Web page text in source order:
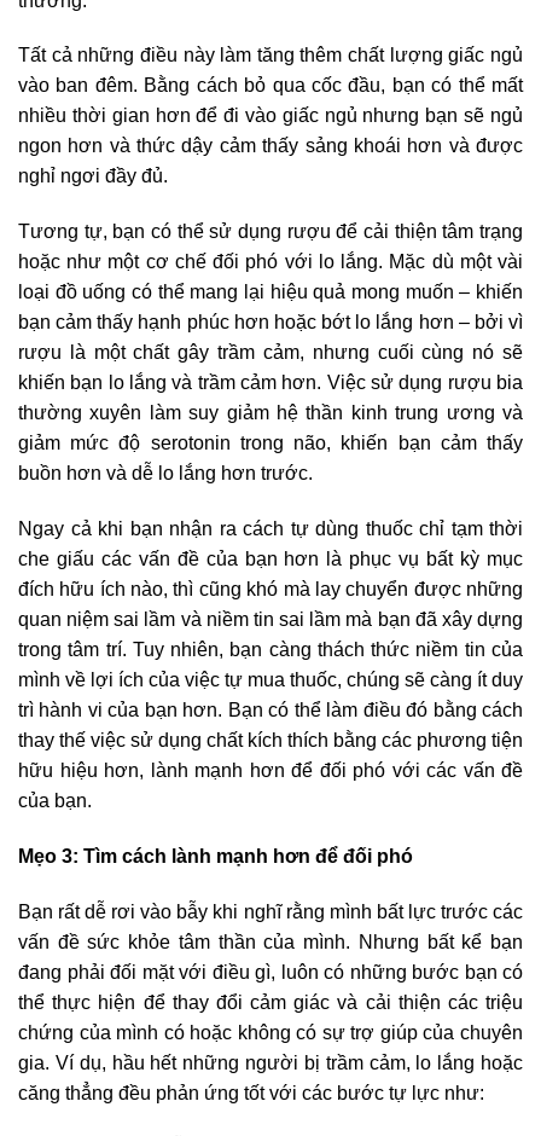
Tất cả những điều này làm tăng thêm chất lượng giấc ngủ
vào ban đêm. Bằng cách bỏ qua cốc đầu, bạn có thể mất
nhiều thời gian hơn để đi vào giấc ngủ nhưng bạn sẽ ngủ
ngon hơn và thức dậy cảm thấy sảng khoái hơn và được
nghỉ ngơi đầy đủ.
Tương tự, bạn có thể sử dụng rượu để cải thiện tâm trạng
hoặc như một cơ chế đối phó với lo lắng. Mặc dù một vài
loại đồ uống có thể mang lại hiệu quả mong muốn – khiến
bạn cảm thấy hạnh phúc hơn hoặc bớt lo lắng hơn – bởi vì
rượu là một chất gây trầm cảm, nhưng cuối cùng nó sẽ
khiến bạn lo lắng và trầm cảm hơn. Việc sử dụng rượu bia
thường xuyên làm suy giảm hệ thần kinh trung ương và
giảm mức độ serotonin trong não, khiến bạn cảm thấy
buồn hơn và dễ lo lắng hơn trước.
Ngay cả khi bạn nhận ra cách tự dùng thuốc chỉ tạm thời
che giấu các vấn đề của bạn hơn là phục vụ bất kỳ mục
đích hữu ích nào, thì cũng khó mà lay chuyển được những
quan niệm sai lầm và niềm tin sai lầm mà bạn đã xây dựng
trong tâm trí. Tuy nhiên, bạn càng thách thức niềm tin của
mình về lợi ích của việc tự mua thuốc, chúng sẽ càng ít duy
trì hành vi của bạn hơn. Bạn có thể làm điều đó bằng cách
thay thế việc sử dụng chất kích thích bằng các phương tiện
hữu hiệu hơn, lành mạnh hơn để đối phó với các vấn đề
của bạn.
Mẹo 3: Tìm cách lành mạnh hơn để đối phó
Bạn rất dễ rơi vào bẫy khi nghĩ rằng mình bất lực trước các
vấn đề sức khỏe tâm thần của mình. Nhưng bất kể bạn
đang phải đối mặt với điều gì, luôn có những bước bạn có
thể thực hiện để thay đổi cảm giác và cải thiện các triệu
chứng của mình có hoặc không có sự trợ giúp của chuyên
gia. Ví dụ, hầu hết những người bị trầm cảm, lo lắng hoặc
căng thẳng đều phản ứng tốt với các bước tự lực như: